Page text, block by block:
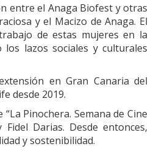
entre el Anaga Biofest y otras
y el Macizo de Anaga. El
de estas mujeres en la
lazos sociales y culturales
en Gran Canaria del
desde 2019.
Pinochera. Semana de Cine
Darias. Desde entonces,
y sostenibilidad.